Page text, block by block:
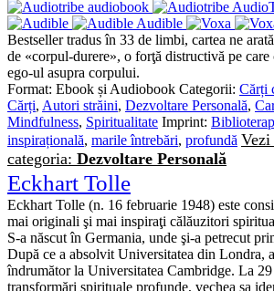
Audible
Bestseller tradus în 33 de limbi, cartea ne
de «corpul-durere», o forţă distructivă pe care
ego-ul asupra corpului.
Format: Ebook și Audiobook Categorii: Cărți
Cărți, Autori străini, Dezvoltare Personală,
Mindfulness, Spiritualitate Imprint:
inspirațională, marile întrebări, profundă
categoria: Dezvoltare Personală
Eckhart Tolle
Eckhart Tolle (n. 16 februarie 1948) este
mai originali şi mai inspiraţi călăuzitori
S‑a născut în Germania, unde şi‑a petrecut
După ce a absolvit Universitatea din Londra,
îndrumător la Universitatea Cambridge. La
transformări spirituale profunde, vechea sa